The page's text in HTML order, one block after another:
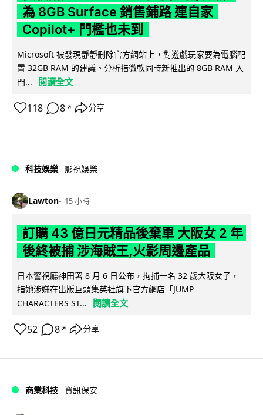
為 8GB Surface 銷售鋪路 連自家
Copilot+ 門檻也未到
Microsoft 被發現靜靜刪除官方網站上，對遊戲玩家要為電腦配
置 32GB RAM 的建議。分析指微軟同時新推出的 8GB RAM 入
門...
閱讀全文
118 8 ↗ 分享
科技娛樂 影視娛樂
Lawton 15 小時
訂購 43 億日元精品後棄單 大阪女 2 年
後終被捕 涉海賊王,火影周邊產品
日本警視廳神田署 8 月 6 日公布，拘捕一名 32 歲大阪女子，
指她涉嫌在出版巨頭集英社旗下官方網店「JUMP
CHARACTERS ST...
閱讀全文
52 8 ↗ 分享
商業科技 資訊保安